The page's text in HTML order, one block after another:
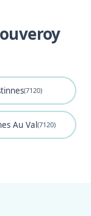
(7120)
Au Val(7120)